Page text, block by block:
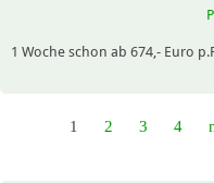
1 Woche schon ab 674,- Euro
1 2 3 4